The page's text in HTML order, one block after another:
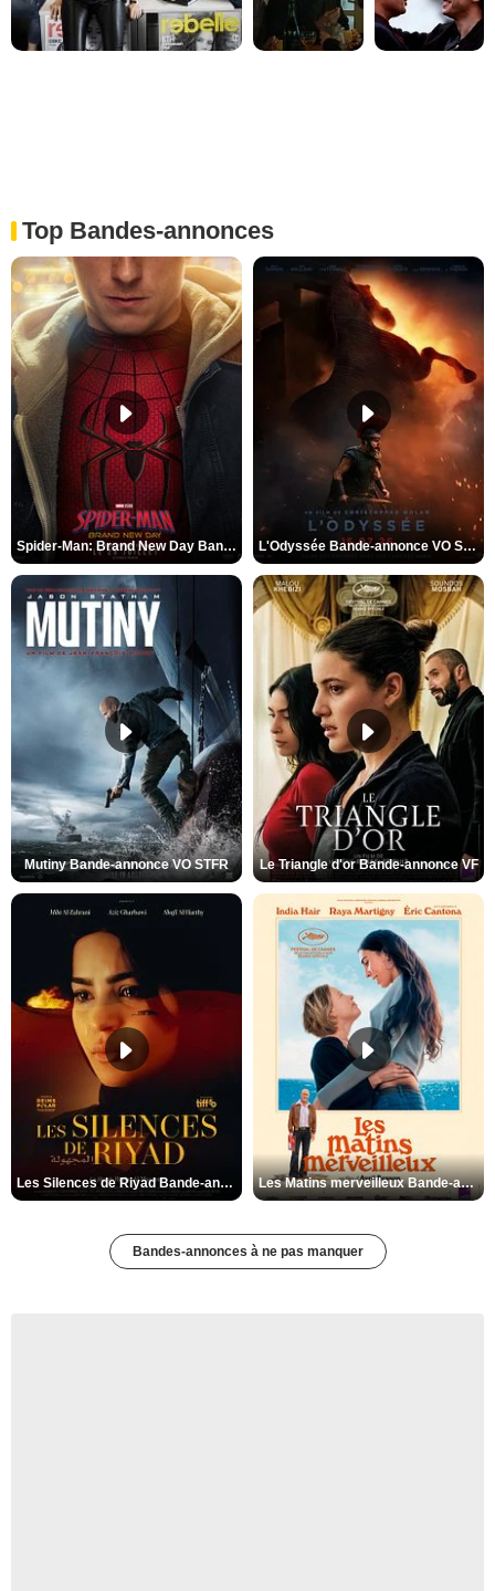
Top Bandes-annonces
Spider-Man: Brand New Day Bande-annonce VO STFR L'Odyssée Bande-annonce VO STFR
Mutiny Bande-annonce VO STFR Le Triangle d'or Bande-annonce VF
Les Silences de Riyad Bande-annonce VO STFR Les Matins merveilleux Bande-annonce VF
Bandes-annonces à ne pas manquer